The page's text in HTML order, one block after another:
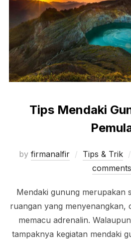
Tips Mendaki
by firmanalfir Tips & Trik
comments
Mendaki gunung merupakan
ruangan yang menyenangkan,
memacu adrenalin.
tampaknya kegiatan mendaki